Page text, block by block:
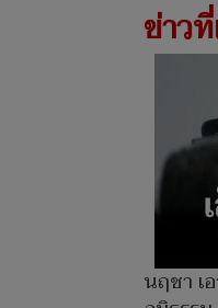
ข่าว
นฤชา เ